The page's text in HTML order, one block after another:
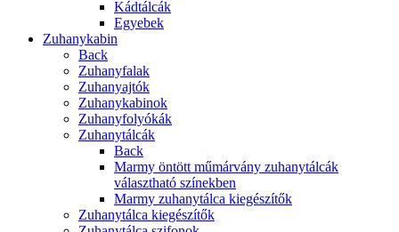
Kádtálcák
Egyebek
Zuhanykabin
Back
Zuhanyfalak
Zuhanyajtók
Zuhanykabinok
Zuhanyfolyókák
Zuhanytálcák
Back
Marmy öntött műmárvány zuhanytálcák
választható színekben
Marmy zuhanytálca kiegészítők
Zuhanytálca kiegészítők